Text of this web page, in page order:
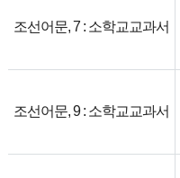
조선어문, 7 : 소학교교과서
조선어문, 9 : 소학교교과서